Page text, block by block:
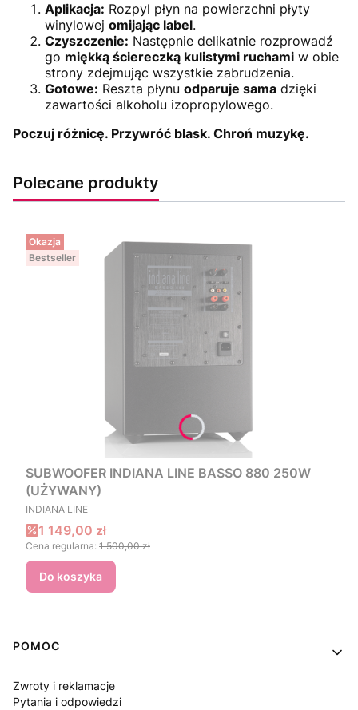
Aplikacja: Rozpyl płyn na powierzchni płyty
winylowej omijając label.
Czyszczenie: Następnie delikatnie rozprowadź
go miękką ściereczką kulistymi ruchami w obie
strony zdejmując wszystkie zabrudzenia.
Gotowe: Reszta płynu odparuje sama dzięki
zawartości alkoholu izopropylowego.
Poczuj różnicę. Przywróć blask. Chroń muzykę.
Polecane produkty
Okazja
Bestseller
SUBWOOFER INDIANA LINE BASSO 880 250W
(UŻYWANY)
PRODUCENT
INDIANA LINE
Cena promocyjna
1 149,00 zł
Cena regularna: 1 500,00 zł
Do koszyka
Linki w stopce
POMOC
Zwroty i reklamacje
Pytania i odpowiedzi